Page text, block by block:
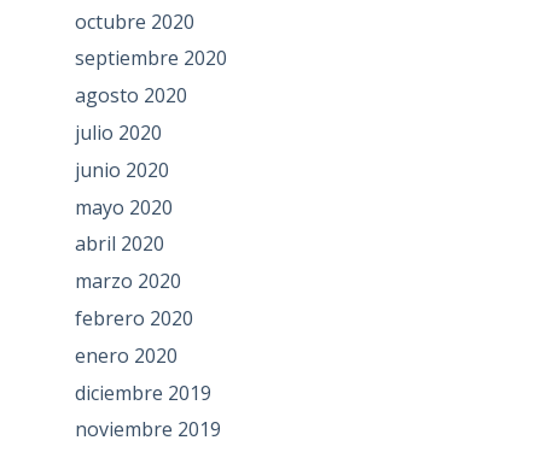
octubre 2020
septiembre 2020
agosto 2020
julio 2020
junio 2020
mayo 2020
abril 2020
marzo 2020
febrero 2020
enero 2020
diciembre 2019
noviembre 2019